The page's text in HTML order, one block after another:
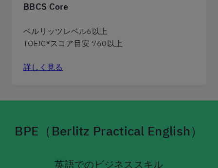
BBCS Core
ベルリッツレベル6以上
TOEIC®スコア目安 760以上
詳しく見る
BPE （Berlitz Practical English）
英語でのビジネススキル